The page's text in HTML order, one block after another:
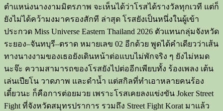
ตำแหน่งนางงามมิตรภาพ จะเห็นได้ว่าโรสได้รางวัลทุกเวที แต่ก็
ยังไม่ได้คว้ามงมาครองสักที ล่าสุด โรสยังเป็นหนึ่งในผู้เข้า
ประกวด Miss Universe Eastern Thailand 2026 ตัวแทนกลุ่มจังหวัด
ระยอง–จันทบุรี–ตราด หมายเลข 02 อีกด้วย พูดได้คำเดียวว่าเส้น
ทางนางงามของเธอยังเดินหน้าต่อแบบไม่พักจริง ๆ ยังไม่หมด
นะจ๊ะ ความสามารถของโรสยังไปต่ออีกเพียบทั้ง ร้องเพลง เต้น
เล่นเปียโน วาดภาพ และดำน้ำ แต่สกิลที่ทำเอาหลายคนร้อง
เดี๋ยวนะ ก็คือการต่อยมวย เพราะโรสเคยลงแข่งขัน Joker Street
Fight ที่จังหวัดสมุทรปราการ รวมถึง Street Fight Korat มาแล้ว